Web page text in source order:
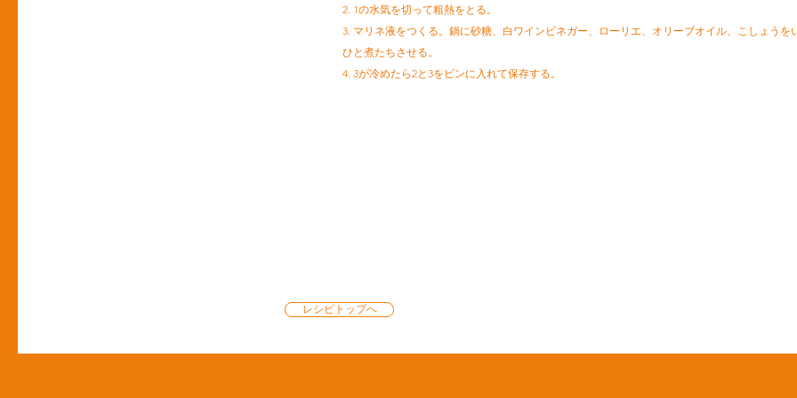
2. 1の水気を切って粗熱をとる。
3. マリネ液をつくる。鍋に砂糖、白ワインビネガー、ローリエ、オリーブオイル、こしょうを
ひと煮たちさせる。
4. 3が冷めたら2と3をビンに入れて保存する。
レシピトップへ